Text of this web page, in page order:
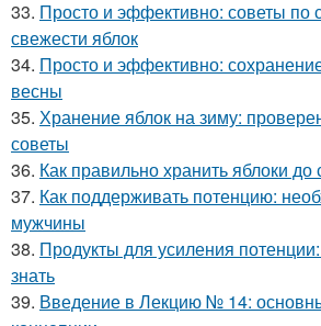
33. Просто и эффективно: советы по
свежести яблок
34. Просто и эффективно:
весны
35. Хранение яблок на зиму:
советы
36. Как правильно хранить яблоки
37. Как поддерживать потенцию:
мужчины
38. Продукты для усиления
знать
39. Введение в Лекцию № 14: